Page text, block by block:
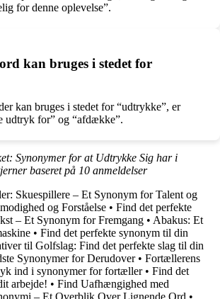
for denne oplevelse”.
kan bruges i stedet for
kan bruges i stedet for “udtrykke”, er
udtryk for” og “afdække”.
Synonymer for at Udtrykke Sig har i
baseret på 10 anmeldelser
Skuespillere – Et Synonym for Talent og
og Forståelse • Find det perfekte
– Et Synonym for Fremgang • Abakus: Et
• Find det perfekte synonym til din
til Golfslag: Find det perfekte slag til din
Synonymer for Derudover• Fortællerens
ind i synonymer for fortæller• Find det
arbejde! • Find Uafhængighed med
– Et Overblik Over Lignende Ord •